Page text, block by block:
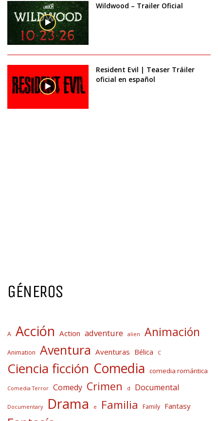
Wildwood – Trailer Oficial
Resident Evil | Teaser Tráiler
oficial en español
GÉNEROS
A Acción Action adventure alien Animación
Animation Aventura Aventuras Bélica C
Ciencia ficción Comedia comedia romántica
Comedia Terror Comedy Crimen d Documental
Documentary Drama e Familia Family Fantasy